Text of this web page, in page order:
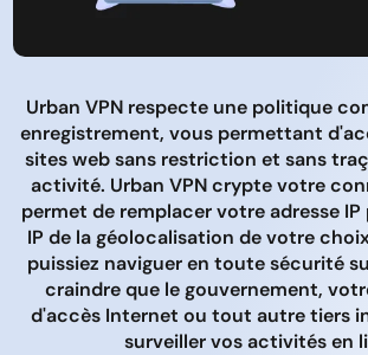
Urban VPN respecte une politique
enregistrement, vous permettant
sites web sans restriction et sans
activité. Urban VPN crypte votre
permet de remplacer votre adresse IP
IP de la géolocalisation de votre
puissiez naviguer en toute sécurité
craindre que le gouvernement,
d'accès Internet ou tout autre tiers
surveiller vos activités en